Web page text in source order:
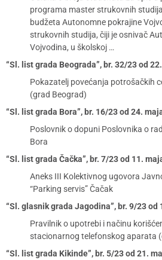
programa master strukovnih
budžeta Autonomne pokrajine
strukovnih studija, čiji je osnivač
Vojvodina, u školskoj …
“Sl. list grada Beograda”, br. 32/23 od
Pokazatelj povećanja potrošačkih
(grad Beograd)
“Sl. list grada Bora”, br. 16/23 od 24.
Poslovnik o dopuni Poslovnika o
Bora
“Sl. list grada Čačka”, br. 7/23 od 11.
Aneks III Kolektivnog ugovora
“Parking servis” Čačak
“Sl. glasnik grada Jagodina”, br. 9/23
Pravilnik o upotrebi i načinu
stacionarnog telefonskog aparata
“Sl. list grada Kikinde”, br. 5/23 od 21.